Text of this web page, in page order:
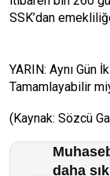
SSK’dan
YARIN: Aynı Gün
Tamamlayabilir
(Kaynak: Sözcü
daha